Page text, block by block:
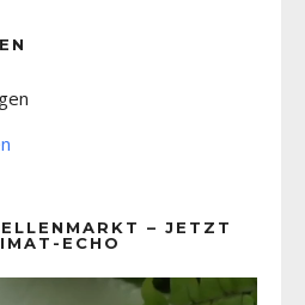
– JETZT
ECHO